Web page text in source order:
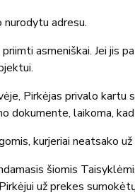
adresu.
asmeniškai. Jei
Pirkėjas privalo kartu
dokumente, laikoma,
kurjeriai neatsako
šiomis
už prekes